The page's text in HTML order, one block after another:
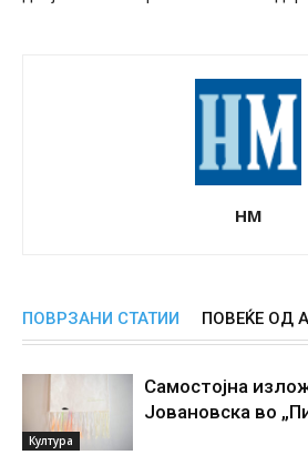
НМ
ПОВРЗАНИ СТАТИИ ПОВЕЌЕ ОД
Култура
Самостојна
Јовановска во